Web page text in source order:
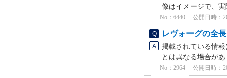
像はイメージで、
No：6440 公開日時：
レヴォーグの全
掲載されている情
とは異なる場合が
No：2964 公開日時：